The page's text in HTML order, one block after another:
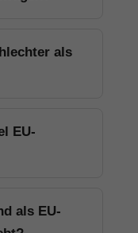
als
EU-
als EU-